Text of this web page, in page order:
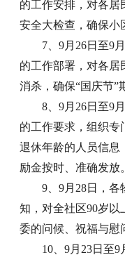
的工作安排，对各居
安全大检查，确保小
7、9月26日至9
的工作部署，对各居
消杀，确保“国庆节”
8、9月26日至9
的工作要求，组织专
退休年龄的人员信息
励金按时、准确发放。
9、9月28日，
知，对全社区90岁以
委的问候、祝福与慰
10、9月23日至